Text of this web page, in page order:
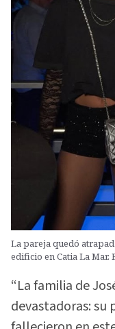
La pareja quedó
edificio en Catia La Mar.
“La familia de
devastadoras: su